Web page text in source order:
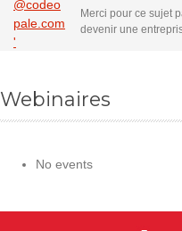
Merci pour ce sujet
devenir une
Webinaires
No events